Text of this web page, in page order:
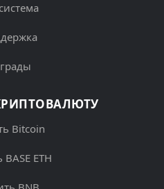
Bitcoin
ETH